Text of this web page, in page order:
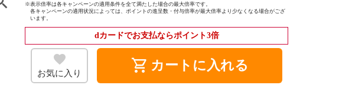
※表示倍率は各キャンペーンの適用条件を全て満たした場合の最大倍率です。
各キャンペーンの適用状況によっては、ポイントの進呈数・付与倍率が最大倍率より少なくなる場合がござ
います。
dカードでお支払ならポイント3倍
お気に入り shopping_cart カートに入れる